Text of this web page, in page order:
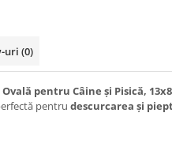
uri (0)
pentru Câine și Pisică,
pentru descurcarea și